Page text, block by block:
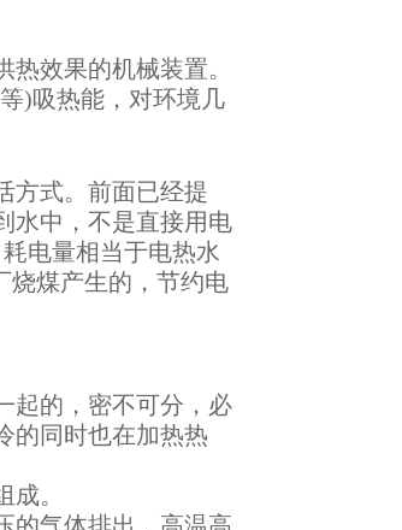
效果的机械装置。
)吸热能，对环境几
方式。前面已经提
水中，不是直接用电
电量相当于电热水
烧煤产生的，节约电
起的，密不可分，必
的同时也在加热热
。